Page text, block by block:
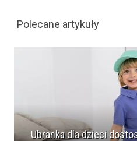
Polecane artykuły
Ubranka dla dzieci